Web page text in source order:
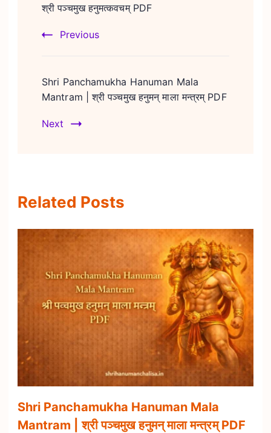
श्री पञ्चमुख हनुमत्कवचम् PDF
Previous
Shri Panchamukha Hanuman Mala
Mantram | श्री पञ्चमुख हनुमन् माला मन्त्रम् PDF
Next
Related Posts
Shri Panchamukha Hanuman Mala
Mantram | श्री पञ्चमुख हनुमन् माला मन्त्रम् PDF